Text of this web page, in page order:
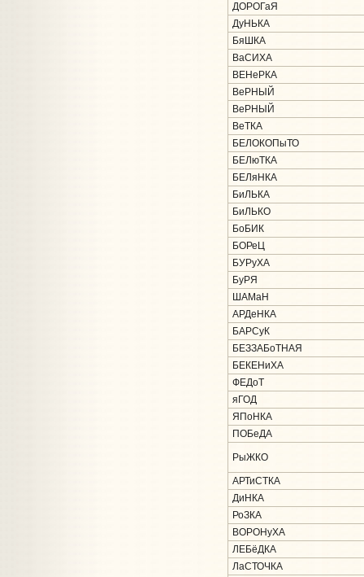
ДОРОГаЯ
ДуНЬКА
БяШКА
ВаСИХА
ВЕНеРКА
ВеРНЫЙ
ВеРНЫЙ
ВеТКА
БЕЛОКОПыТО
БЕЛюТКА
БЕЛяНКА
БиЛЬКА
БиЛЬКО
БоБИК
БОРеЦ
БУРуХА
БуРЯ
ШАМаН
АРДеНКА
БАРСуК
БЕЗЗАБоТНАЯ
БЕКЕНиХА
ФЕДоТ
яГОД
ЯПоНКА
ПОБеДА
РыЖКО
АРТиСТКА
ДиНКА
РоЗКА
ВОРОНуХА
ЛЕБёДКА
ЛаСТОЧКА